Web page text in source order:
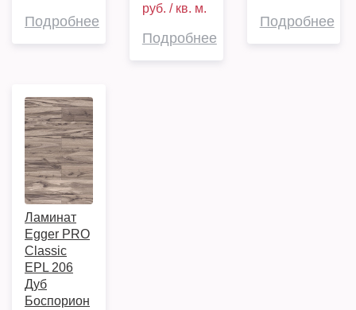
Подробнее
руб. / кв. м.
Подробнее
Подробнее
Ламинат
Egger PRO
Classic
EPL 206
Дуб
Боспорион